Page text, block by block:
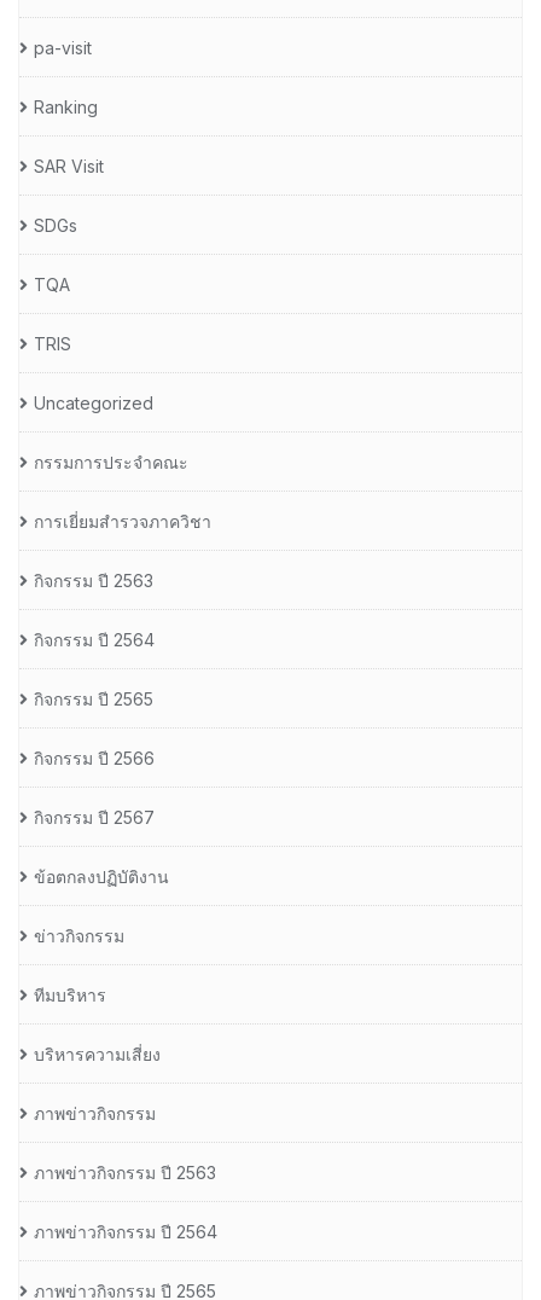
pa-visit
Ranking
SAR Visit
SDGs
TQA
TRIS
Uncategorized
กรรมการประจำคณะ
การเยี่ยมสำรวจภาควิชา
กิจกรรม ปี 2563
กิจกรรม ปี 2564
กิจกรรม ปี 2565
กิจกรรม ปี 2566
กิจกรรม ปี 2567
ข้อตกลงปฏิบัติงาน
ข่าวกิจกรรม
ทีมบริหาร
บริหารความเสี่ยง
ภาพข่าวกิจกรรม
ภาพข่าวกิจกรรม ปี 2563
ภาพข่าวกิจกรรม ปี 2564
ภาพข่าวกิจกรรม ปี 2565